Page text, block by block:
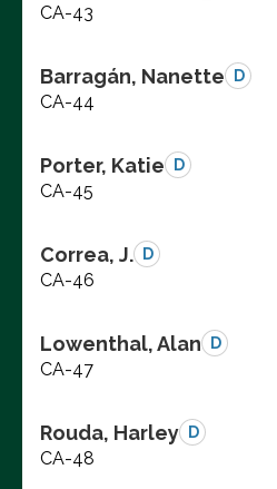
CA-43
Barragán, Nanette D
CA-44
Porter, Katie D
CA-45
Correa, J. D
CA-46
Lowenthal, Alan D
CA-47
Rouda, Harley D
CA-48